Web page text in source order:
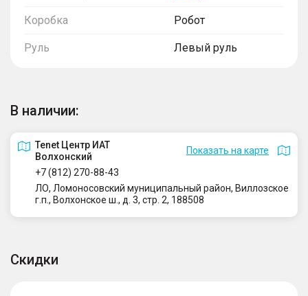
Коробка Робот
Руль Левый руль
В наличии:
Tenet Центр ИАТ
Волхонский
Показать на карте
+7 (812) 270-88-43
ЛО, Ломоносовский муниципальный район, Виллозское
г.п., Волхонское ш., д. 3, стр. 2, 188508
Скидки